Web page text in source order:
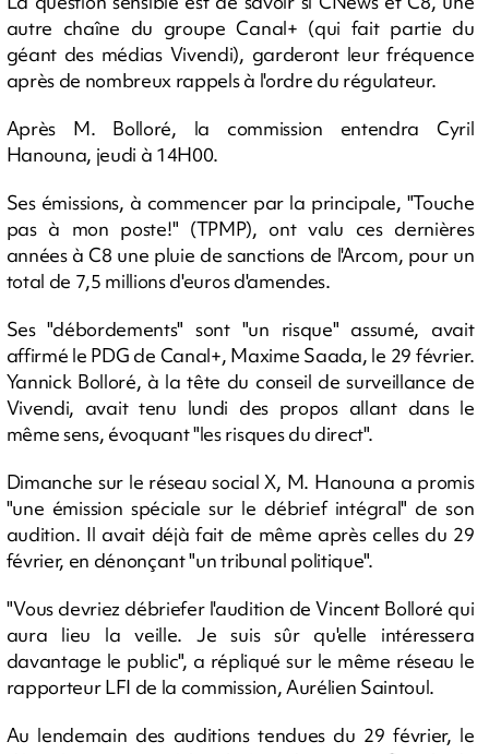
autre chaîne du groupe Canal+ (qui fait partie du
géant des médias Vivendi), garderont leur fréquence
après de nombreux rappels à l'ordre du régulateur.
Après M. Bolloré, la commission entendra Cyril
Hanouna, jeudi à 14H00.
Ses émissions, à commencer par la principale, "Touche
pas à mon poste!" (TPMP), ont valu ces dernières
années à C8 une pluie de sanctions de l'Arcom, pour un
total de 7,5 millions d'euros d'amendes.
Ses "débordements" sont "un risque" assumé, avait
affirmé le PDG de Canal+, Maxime Saada, le 29 février.
Yannick Bolloré, à la tête du conseil de surveillance de
Vivendi, avait tenu lundi des propos allant dans le
même sens, évoquant "les risques du direct".
Dimanche sur le réseau social X, M. Hanouna a promis
"une émission spéciale sur le débrief intégral" de son
audition. Il avait déjà fait de même après celles du 29
février, en dénonçant "un tribunal politique".
"Vous devriez débriefer l'audition de Vincent Bolloré qui
aura lieu la veille. Je suis sûr qu'elle intéressera
davantage le public", a répliqué sur le même réseau le
rapporteur LFI de la commission, Aurélien Saintoul.
Au lendemain des auditions tendues du 29 février, le